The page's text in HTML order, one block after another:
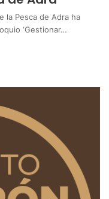
la Pesca de Adra ha
‘Gestionar…